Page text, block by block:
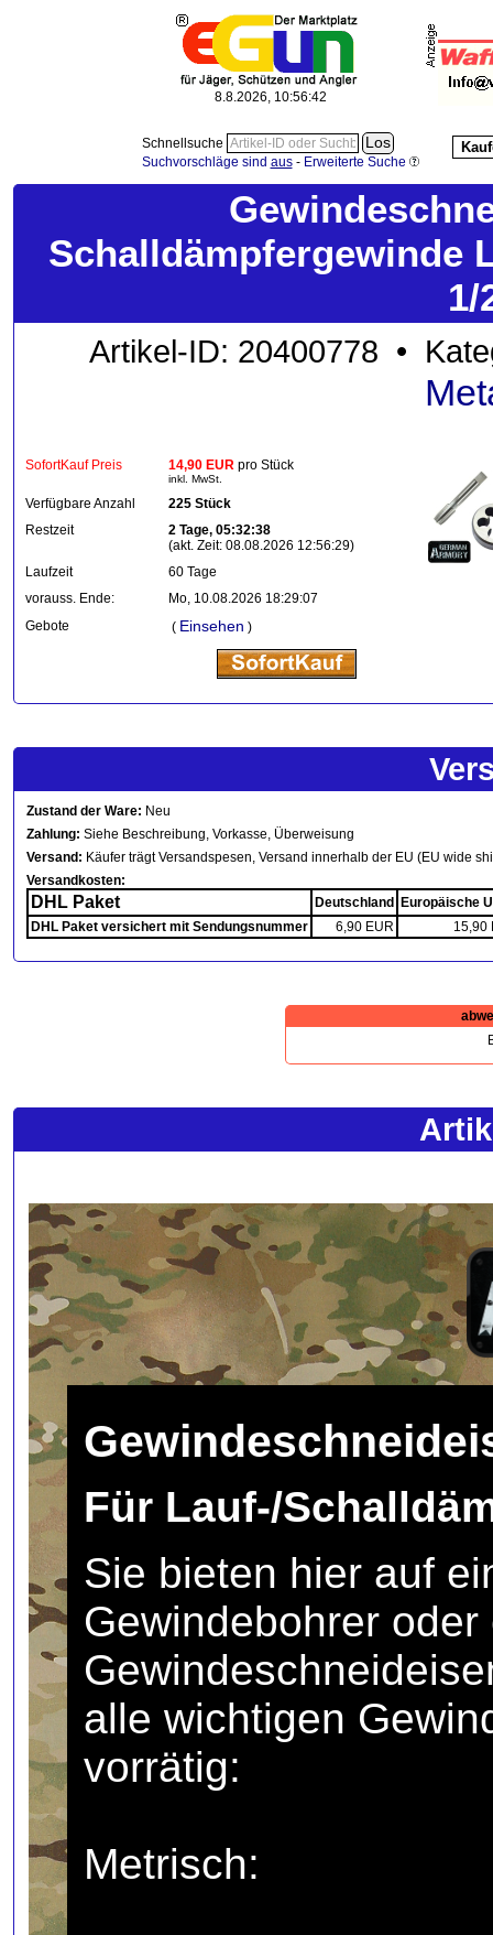
8.8.2026, 10:56:43
Schnellsuche
Suchvorschläge sind aus- Erweiterte Suche
Schalldämpfergewinde
1/
Artikel-ID: 20400778 •
SofortKauf Preis 14,90 EUR pro Stück
inkl. MwSt.
Verfügbare Anzahl
225 Stück
Restzeit
2 Tage, 05:32:38
(akt. Zeit: 08.08.2026 12:56:29)
Laufzeit
60 Tage
vorauss. Ende:
Mo, 10.08.2026 18:29:07
Gebote
( Einsehen )
Zustand der Ware: Neu
Zahlung: Siehe Beschreibung, Vorkasse, Überweisung
Versand: Käufer trägt Versandspesen, Versand innerhalb der EU (EU wide
Versandkosten:
DHL Paket Deutschland
Europäische
DHL Paket versichert mit Sendungsnummer
6,90 EUR 15,90
Für Lauf-/
Sie bieten hier auf
Gewindebohrer oder
alle wichtigen
vorrätig:
Metrisch: